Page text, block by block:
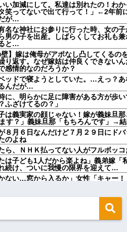
い加減にして。私達は別れたの！わ
笑ってないで出て行って！」←2年前
が…
名な神社にお参りに行った時、女の
男の子を出産。しばらくしてお礼も
と…
】嫁は俺母がアポなし凸してくるの
り返す。なぜ嫁姑は仲良くできない
感情的なのだろうか？
ッドで寝ようとしていた。…えっ？
んだが…
に、明らかに足に障害がある方が歩
ふざけてるの？」
は義実家の顔じゃない！嫁が義妹旦
ます？」義妹旦那「もちろんです」→
８月６日なんだけど７月２９日にド
のよね
ら、ＮＨＫ払ってない人がフルボッ
は子ども1人だから楽よね」義弟嫁
続け、ついに我慢の限界を迎えて…
ない…窓から入るか」女性「キャー
逮捕された。従妹はYouTubeの企画
り...
和感がある！イタズラしたでしょ！
イタズラしたと勘違いされているのだ